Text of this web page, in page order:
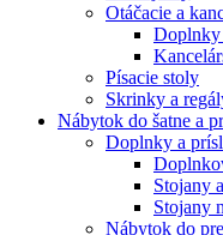
Otáčacie a
Doplnky
Písacie stoly
Skrinky a
Nábytok do šatne a
Doplnky a
Stojany
Stojany
Nábytok do